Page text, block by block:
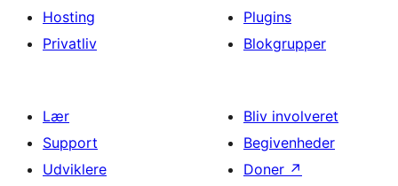
Hosting
Privatliv
Plugins
Blokgrupper
Lær
Support
Udviklere
Bliv involveret
Begivenheder
Doner ↗